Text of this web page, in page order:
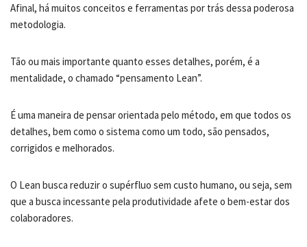
Afinal, há muitos conceitos e ferramentas por trás dessa poderosa
metodologia.
Tão ou mais importante quanto esses detalhes, porém, é a
mentalidade, o chamado “pensamento Lean”.
É uma maneira de pensar orientada pelo método, em que todos os
detalhes, bem como o sistema como um todo, são pensados,
corrigidos e melhorados.
O Lean busca reduzir o supérfluo sem custo humano, ou seja, sem
que a busca incessante pela produtividade afete o bem-estar dos
colaboradores.